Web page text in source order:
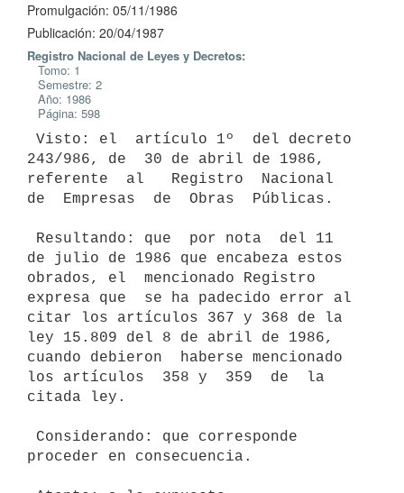
Promulgación: 05/11/1986
Publicación: 20/04/1987
Registro Nacional de Leyes y Decretos:
Tomo: 1
Semestre: 2
Año: 1986
Página: 598
243/986, de  30 de abril de 1986,
referente  al   Registro  Nacional
de  Empresas  de  Obras  Públicas.
de julio de 1986 que encabeza estos
obrados, el  mencionado Registro
expresa que  se ha padecido error al
citar los artículos 367 y 368 de la
ley 15.809 del 8 de abril de 1986,
cuando debieron  haberse mencionado
los artículos  358 y  359  de  la
citada ley.
proceder en consecuencia.